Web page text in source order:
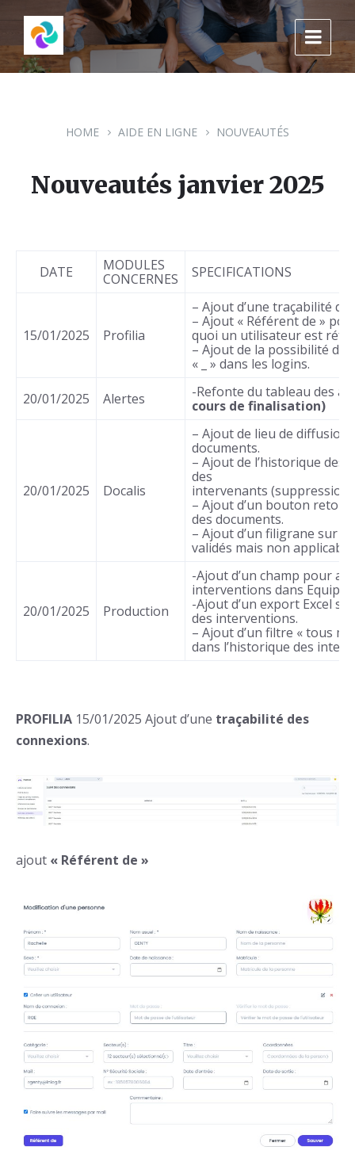
content
navigation
footer
HOME AIDE EN LIGNE NOUVEAUTÉS
Nouveautés janvier 2025
DATE
MODULES
CONCERNES
SPECIFICATIONS
15/01/2025 Profilia
– Ajout d’une traçabilité
– Ajout « Référent de »
quoi un utilisateur est
– Ajout de la possibilité
« _ » dans les logins.
20/01/2025
Alertes
-Refonte du tableau des
cours de finalisation)
20/01/2025 Docalis
– Ajout de lieu de diffusion
documents.
– Ajout de l’historique des
des
intervenants
– Ajout d’un bouton
des documents.
– Ajout d’un filigrane sur
validés mais non
20/01/2025 Production
-Ajout d’un champ pour
interventions dans
-Ajout d’un export Excel
des interventions.
– Ajout d’un filtre « tous
dans l’historique des
PROFILIA 15/01/2025 Ajout d’une traçabilité des
connexions.
ajout « Référent de »